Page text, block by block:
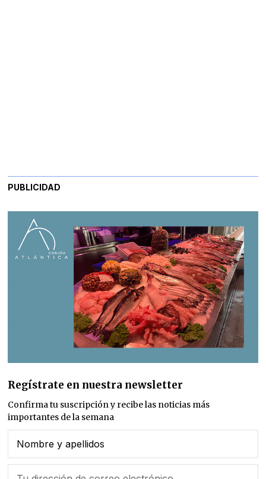
PUBLICIDAD
Regístrate en nuestra newsletter
Confirma tu suscripción y recibe las noticias más
importantes de la semana